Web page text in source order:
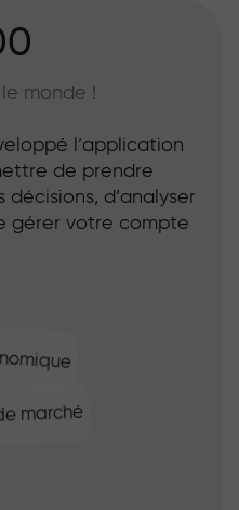
monde !
marché
l’application
de prendre
d’analyser
gérer votre compte